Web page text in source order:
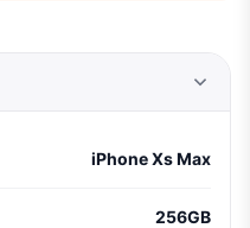
iPhone Xs Max
256GB